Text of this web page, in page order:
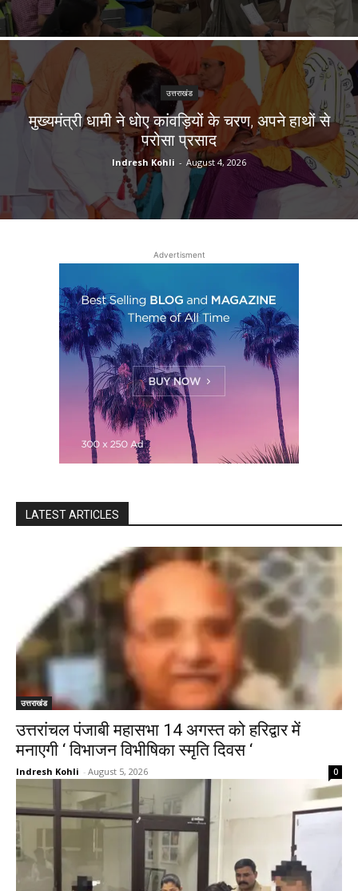
उत्तराखंड
मुख्यमंत्री धामी ने धोए कांवड़ियों के चरण, अपने हाथों से
परोसा प्रसाद
Indresh Kohli - August 4, 2026
Advertisment
LATEST ARTICLES
उत्तराखंड
उत्तरांचल पंजाबी महासभा 14 अगस्त को हरिद्वार में
मनाएगी ‘ विभाजन विभीषिका स्मृति दिवस ‘
Indresh Kohli - August 5, 2026 0